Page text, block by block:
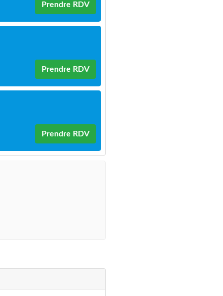
Prendre RDV
Prendre RDV
Prendre RDV